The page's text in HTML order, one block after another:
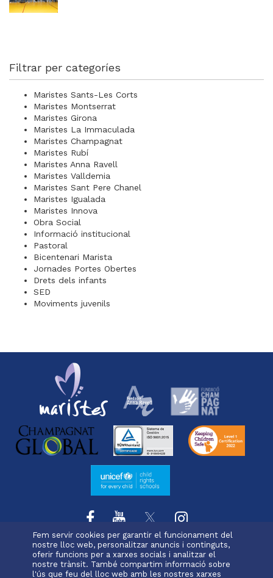
Filtrar per categoríes
Maristes Sants-Les Corts
Maristes Montserrat
Maristes Girona
Maristes La Immaculada
Maristes Champagnat
Maristes Rubí
Maristes Anna Ravell
Maristes Valldemia
Maristes Sant Pere Chanel
Maristes Igualada
Maristes Innova
Obra Social
Informació institucional
Pastoral
Bicentenari Marista
Jornades Portes Obertes
Drets dels infants
SED
Moviments juvenils
Fem servir cookies per garantir el funcionament del
nostre lloc web, personalitzar anuncis i continguts,
oferir funcions per a xarxes socials i analitzar el
nostre trànsit. També compartim informació sobre
l'ús que feu del lloc web amb les nostres xarxes
Menu
L'escola Projecte educatiu
Oferta educativa
Serveis i extraescolars
Pastoral Matrícula